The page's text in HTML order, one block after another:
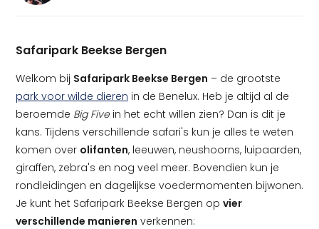
Safaripark Beekse Bergen
Welkom bij Safaripark Beekse Bergen – de grootste
park voor wilde dieren in de Benelux. Heb je altijd al de
beroemde Big Fivein het echt willen zien? Dan is dit je
kans. Tijdens verschillende safari's kun je alles te weten
komen over olifanten, leeuwen, neushoorns, luipaarden,
giraffen, zebra's en nog veel meer. Bovendien kun je
rondleidingen en dagelijkse voedermomenten bijwonen.
Je kunt het Safaripark Beekse Bergen op vier
verschillende manieren verkennen: